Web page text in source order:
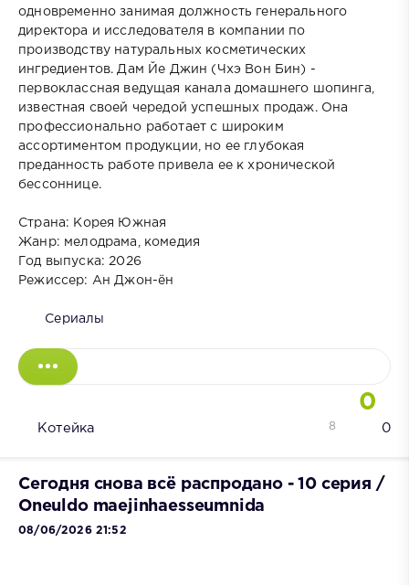
одновременно занимая должность генерального
директора и исследователя в компании по
производству натуральных косметических
ингредиентов. Дам Йе Джин (Чхэ Вон Бин) -
первоклассная ведущая канала домашнего шопинга,
известная своей чередой успешных продаж. Она
профессионально работает с широким
ассортиментом продукции, но ее глубокая
преданность работе привела ее к хронической
бессоннице.
Страна: Корея Южная
Жанр: мелодрама, комедия
Год выпуска: 2026
Режиссер: Ан Джон-ён
Сериалы
0
Котейка 0
8
Сегодня снова всё распродано - 10 серия /
Oneuldo maejinhaesseumnida
08/06/2026 21:52